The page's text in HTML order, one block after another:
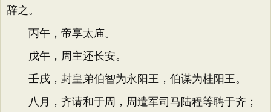
辞之。
丙午，帝享太庙。
戊午，周主还长安。
壬戌，封皇弟伯智为永阳王，伯谋为桂阳王。
八月，齐请和于周，周遣军司马陆程等聘于齐；